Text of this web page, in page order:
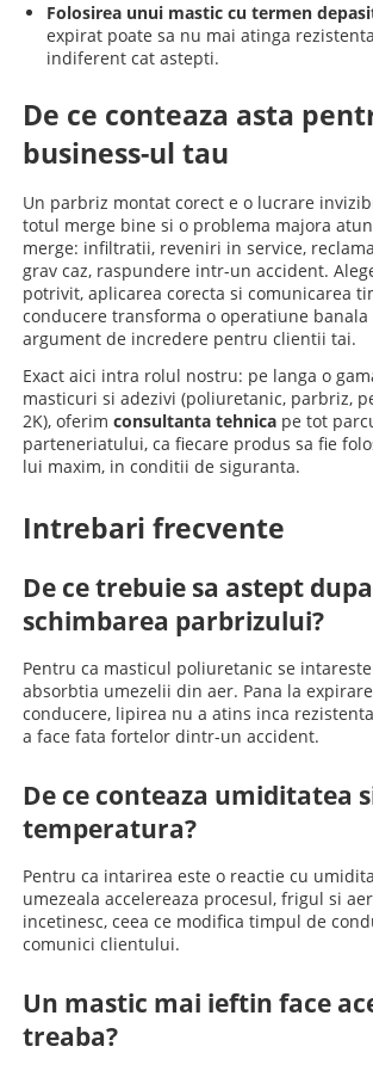
Folosirea unui mastic cu termen
expirat poate sa nu mai atinga
indiferent cat astepti.
De ce conteaza asta
business-ul tau
Un parbriz montat corect e o lucrare
totul merge bine si o problema majora
merge: infiltratii, reveniri in service,
grav caz, raspundere intr-un accident.
potrivit, aplicarea corecta si comunicarea
conducere transforma o operatiune
argument de incredere pentru clientii tai.
Exact aici intra rolul nostru: pe langa o
masticuri si adezivi (poliuretanic, parbriz,
2K), oferim consultanta tehnica pe tot
parteneriatului, ca fiecare produs sa fie
lui maxim, in conditii de siguranta.
Intrebari frecvente
De ce trebuie sa astept dupa
schimbarea parbrizului?
Pentru ca masticul poliuretanic se
absorbtia umezelii din aer. Pana la
conducere, lipirea nu a atins inca
a face fata fortelor dintr-un accident.
De ce conteaza umiditatea
temperatura?
Pentru ca intarirea este o reactie cu
umezeala accelereaza procesul, frigul si
incetinesc, ceea ce modifica timpul de
comunici clientului.
Un mastic mai ieftin face
treaba?